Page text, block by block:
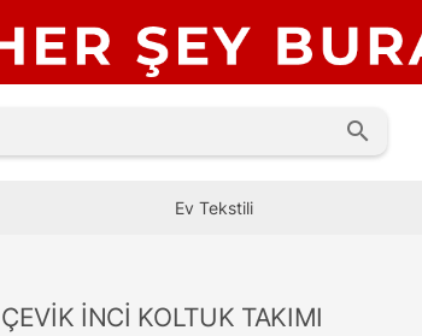
search
Ev Tekstili
ÇEVİK İNCİ KOLTUK TAKIMI